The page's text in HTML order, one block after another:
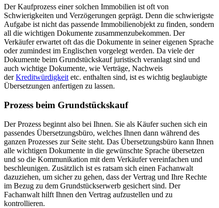
Der Kaufprozess einer solchen Immobilien ist oft von
Schwierigkeiten und Verzögerungen geprägt. Denn die schwierigste
Aufgabe ist nicht das passende Immobilienobjekt zu finden, sondern
all die wichtigen Dokumente zusammenzubekommen. Der
Verkäufer erwartet oft das die Dokumente in seiner eigenen Sprache
oder zumindest im Englischen vorgelegt werden. Da viele der
Dokumente beim Grundstückskauf juristisch veranlagt sind und
auch wichtige Dokumente, wie Verträge, Nachweis
derKreditwürdigkeit etc. enthalten sind, ist es wichtig beglaubigte
Übersetzungen anfertigen zu lassen.
Prozess beim Grundstückskauf
Der Prozess beginnt also bei Ihnen. Sie als Käufer suchen sich ein
passendes Übersetzungsbüro, welches Ihnen dann während des
ganzen Prozesses zur Seite steht. Das Übersetzungsbüro kann Ihnen
alle wichtigen Dokumente in die gewünschte Sprache übersetzen
und so die Kommunikation mit dem Verkäufer vereinfachen und
beschleunigen. Zusätzlich ist es ratsam sich einen Fachanwalt
dazuziehen, um sicher zu gehen, dass der Vertrag und Ihre Rechte
im Bezug zu dem Grundstückserwerb gesichert sind. Der
Fachanwalt hilft Ihnen den Vertrag aufzustellen und zu
kontrollieren.